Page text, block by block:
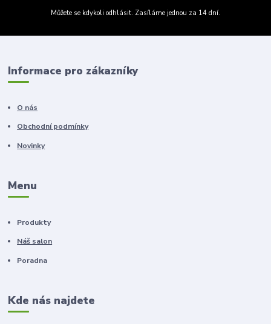
Můžete se kdykoli odhlásit. Zasíláme jednou za 14 dní.
Informace pro zákazníky
O nás
Obchodní podmínky
Novinky
Menu
Produkty
Náš salon
Poradna
Kde nás najdete